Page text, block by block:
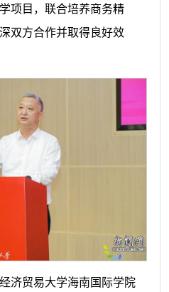
项目，联合培养商务精
双方合作并取得良好效
济贸易大学海南国际学院